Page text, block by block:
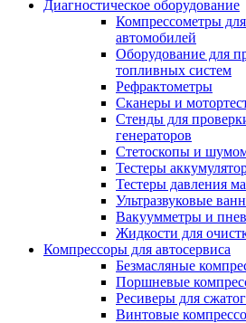
Диагностическое оборудование
Компрессометры
автомобилей
Оборудование для
топливных систем
Рефрактометры
Сканеры и
Стенды для
генераторов
Стетоскопы и
Тестеры
Тестеры давления
Ультразвуковые
Вакуумметры и
Жидкости для
Компрессоры для автосервиса
Безмасляные
Поршневые
Ресиверы для
Винтовые